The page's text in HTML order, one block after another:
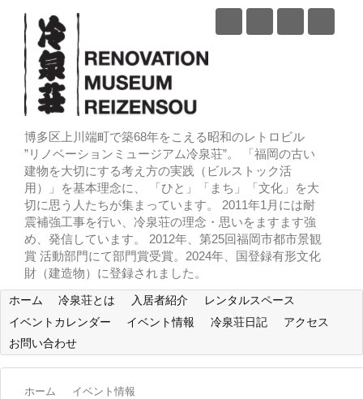
博多区上川端町で築68年をこえる昭和のレトロビル
”リノベーションミュージアム冷泉荘”。 「福岡の古い
建物を大切にする考え方の実践（ビルストック活
用）」を基本理念に、 「ひと」「まち」「文化」を大
切に思う人たちが集まっています。 2011年1月には耐
震補強工事を行い、冷泉荘の理念・思いをますます強
め、発信しています。 2012年、第25回福岡市都市景観
賞 活動部門にて部門賞受賞。2024年、国登録有形文化
財（建造物）に登録されました。
ホーム 冷泉荘とは 入居者紹介
レンタルスペース
イベントカレンダー
イベント情報 冷泉荘日記
アクセス
お問い合わせ
ホーム イベント情報